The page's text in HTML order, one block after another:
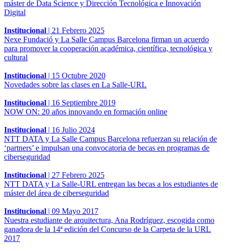
máster de Data Science y Dirección Tecnológica e Innovación
Digital
Institucional | 21 Febrero 2025
Nexe Fundació y La Salle Campus Barcelona firman un acuerdo
para promover la cooperación académica, científica, tecnológica y
cultural
Institucional | 15 Octubre 2020
Novedades sobre las clases en La Salle-URL
Institucional | 16 Septiembre 2019
NOW ON: 20 años innovando en formación online
Institucional | 16 Julio 2024
NTT DATA y La Salle Campus Barcelona refuerzan su relación de
‘partners’ e impulsan una convocatoria de becas en programas de
ciberseguridad
Institucional | 27 Febrero 2025
NTT DATA y La Salle-URL entregan las becas a los estudiantes de
máster del área de ciberseguridad
Institucional | 09 Mayo 2017
Nuestra estudiante de arquitectura, Ana Rodríguez, escogida como
ganadora de la 14ª edición del Concurso de la Carpeta de la URL
2017